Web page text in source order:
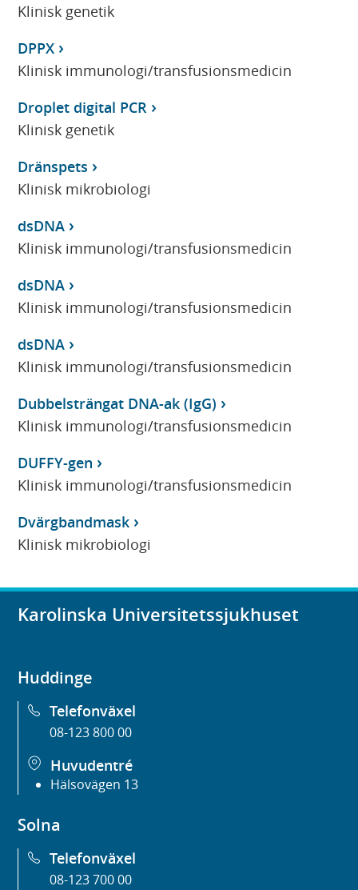
Klinisk genetik
DPPX
Klinisk immunologi/transfusionsmedicin
Droplet digital PCR
Klinisk genetik
Dränspets
Klinisk mikrobiologi
dsDNA
Klinisk immunologi/transfusionsmedicin
dsDNA
Klinisk immunologi/transfusionsmedicin
dsDNA
Klinisk immunologi/transfusionsmedicin
Dubbelsträngat DNA-ak (IgG)
Klinisk immunologi/transfusionsmedicin
DUFFY-gen
Klinisk immunologi/transfusionsmedicin
Dvärgbandmask
Klinisk mikrobiologi
Karolinska Universitetssjukhuset
Huddinge
Telefonväxel
08-123 800 00
Huvudentré
Hälsovägen 13
Solna
Telefonväxel
08-123 700 00